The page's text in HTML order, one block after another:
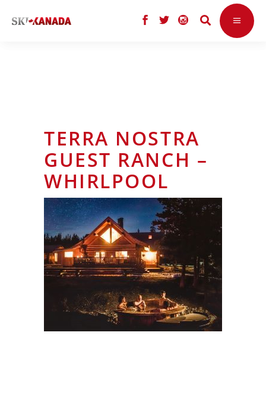
TERRA NOSTRA
GUEST RANCH –
WHIRLPOOL